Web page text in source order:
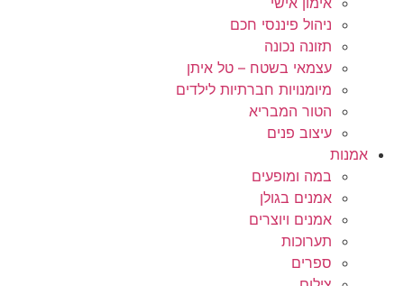
ניהול פיננסי חכם
תזונה נכונה
עצמאי בשטח – טל איתן
מיומנויות חברתיות לילדים
הטור המבריא
עיצוב פנים
אמנות
במה ומופעים
אמנים בגולן
אמנים ויוצרים
תערוכות
ספרים